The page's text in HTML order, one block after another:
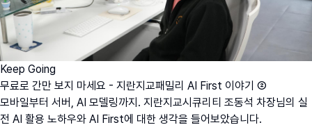
Keep Going
무료로 간만 보지 마세요 - 지란지교패밀리 AI First 이야기 ②
모바일부터 서버, AI 모델링까지. 지란지교시큐리티 조동석 차장님의 실
전 AI 활용 노하우와 AI First에 대한 생각을 들어보았습니다.